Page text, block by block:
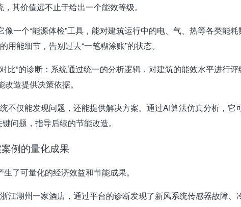
其价值远不止于给出一个能效等级。
像一个“能源体检”工具 ，能对建筑运行中的电、气、热等各类能
用能细节，告别过去“一笔糊涂账”的状态。
比”的诊断 ：系统通过统一的分析逻辑，对建筑的能效水平进行评
改造提供决策依据。
统不仅能发现问题，还能提供解决方案。通过AI算法仿真分析，它
键问题 ，指导后续的节能改造。
例的量化成果
了可量化的经济效益和节能成果。
浙江湖州一家酒店，通过平台的诊断发现了新风系统传感器故障、